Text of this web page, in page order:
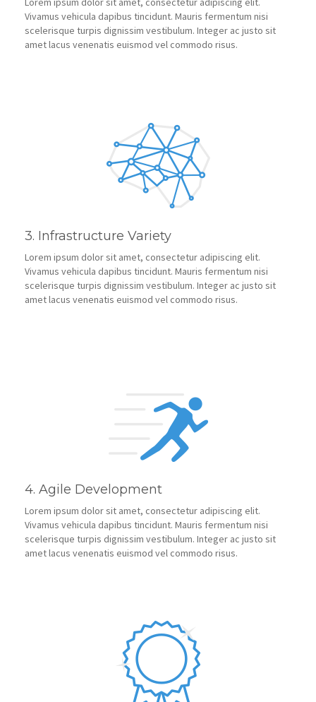
Vivamus vehicula dapibus tincidunt. Mauris fermentum nisi
scelerisque turpis dignissim vestibulum. Integer ac justo sit
amet lacus venenatis euismod vel commodo risus.
3. Infrastructure Variety
Lorem ipsum dolor sit amet, consectetur adipiscing elit.
Vivamus vehicula dapibus tincidunt. Mauris fermentum nisi
scelerisque turpis dignissim vestibulum. Integer ac justo sit
amet lacus venenatis euismod vel commodo risus.
4. Agile Development
Lorem ipsum dolor sit amet, consectetur adipiscing elit.
Vivamus vehicula dapibus tincidunt. Mauris fermentum nisi
scelerisque turpis dignissim vestibulum. Integer ac justo sit
amet lacus venenatis euismod vel commodo risus.